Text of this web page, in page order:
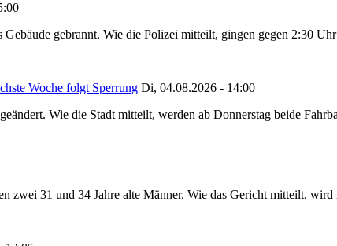
gebrannt. Wie die Polizei mitteilt, gingen gegen 2:30
Woche folgt Sperrung Di, 04.08.2026 - 14:00
Wie die Stadt mitteilt, werden ab Donnerstag beide
zwei 31 und 34 Jahre alte Männer. Wie das Gericht mitteilt,